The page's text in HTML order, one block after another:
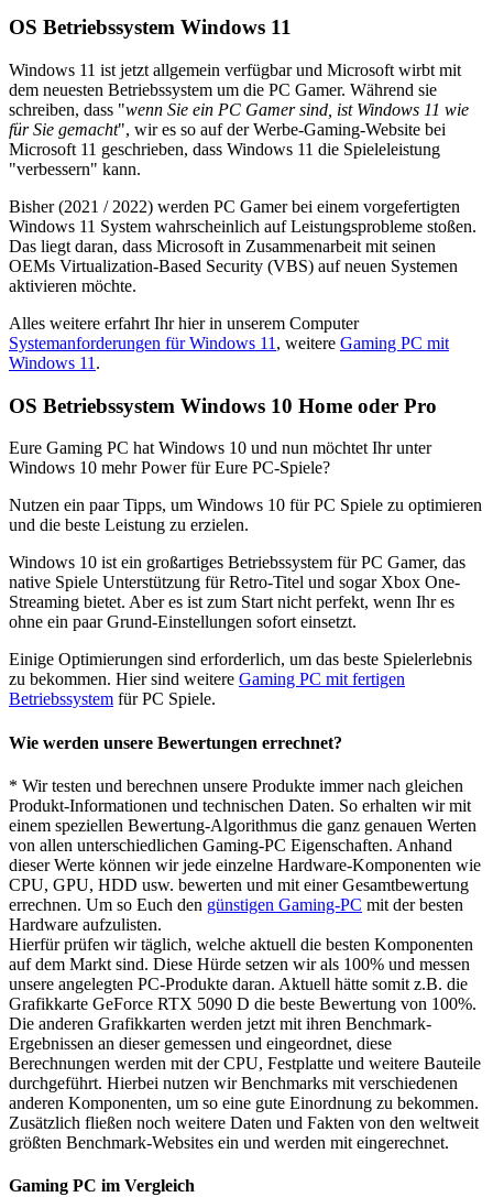
OS Betriebssystem Windows 11
Windows 11 ist jetzt allgemein verfügbar und Microsoft wirbt mit
dem neuesten Betriebssystem um die PC Gamer. Während sie
schreiben, dass "wenn Sie ein PC Gamer sind, ist Windows 11 wie
für Sie gemacht", wir es so auf der Werbe-Gaming-Website bei
Microsoft 11 geschrieben, dass Windows 11 die Spieleleistung
"verbessern" kann.
Bisher (2021 / 2022) werden PC Gamer bei einem vorgefertigten
Windows 11 System wahrscheinlich auf Leistungsprobleme stoßen.
Das liegt daran, dass Microsoft in Zusammenarbeit mit seinen
OEMs Virtualization-Based Security (VBS) auf neuen Systemen
aktivieren möchte.
Alles weitere erfahrt Ihr hier in unserem Computer
Systemanforderungen für Windows 11 , weitere Gaming PC mit
Windows 11 .
OS Betriebssystem Windows 10 Home oder Pro
Eure Gaming PC hat Windows 10 und nun möchtet Ihr unter
Windows 10 mehr Power für Eure PC-Spiele?
Nutzen ein paar Tipps, um Windows 10 für PC Spiele zu optimieren
und die beste Leistung zu erzielen.
Windows 10 ist ein großartiges Betriebssystem für PC Gamer, das
native Spiele Unterstützung für Retro-Titel und sogar Xbox One-
Streaming bietet. Aber es ist zum Start nicht perfekt, wenn Ihr es
ohne ein paar Grund-Einstellungen sofort einsetzt.
Einige Optimierungen sind erforderlich, um das beste Spielerlebnis
zu bekommen. Hier sind weitere Gaming PC mit fertigen
Betriebssystem für PC Spiele.
Wie werden unsere Bewertungen errechnet?
* Wir testen und berechnen unsere Produkte immer nach gleichen
Produkt-Informationen und technischen Daten. So erhalten wir mit
einem speziellen Bewertung-Algorithmus die ganz genauen Werten
von allen unterschiedlichen Gaming-PC Eigenschaften. Anhand
dieser Werte können wir jede einzelne Hardware-Komponenten wie
CPU, GPU, HDD usw. bewerten und mit einer Gesamtbewertung
errechnen. Um so Euch den günstigen Gaming-PC mit der besten
Hardware aufzulisten.
Hierfür prüfen wir täglich, welche aktuell die besten Komponenten
auf dem Markt sind. Diese Hürde setzen wir als 100% und messen
unsere angelegten PC-Produkte daran. Aktuell hätte somit z.B. die
Grafikkarte GeForce RTX 5090 D die beste Bewertung von 100%.
Die anderen Grafikkarten werden jetzt mit ihren Benchmark-
Ergebnissen an dieser gemessen und eingeordnet, diese
Berechnungen werden mit der CPU, Festplatte und weitere Bauteile
durchgeführt. Hierbei nutzen wir Benchmarks mit verschiedenen
anderen Komponenten, um so eine gute Einordnung zu bekommen.
Zusätzlich fließen noch weitere Daten und Fakten von den weltweit
größten Benchmark-Websites ein und werden mit eingerechnet.
Gaming PC im Vergleich